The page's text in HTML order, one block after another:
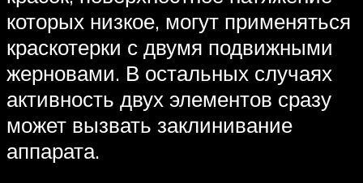
которых низкое, могут применяться
краскотерки с двумя подвижными
жерновами. В остальных случаях
активность двух элементов сразу
может вызвать заклинивание
аппарата.